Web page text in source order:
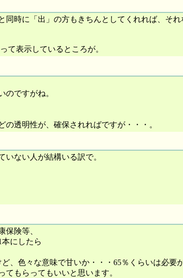
時に「出」の方もきちんとしてくれれば、そ
て表示しているところが。
ですがね。
透明性が、確保されればですが・・・。
ない人が結構いる訳で。
保険等、
にしたら
、色々な意味で甘いか・・・65％くらいは必要
もらってもいいと思います。